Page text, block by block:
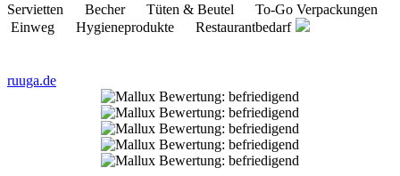
Servietten Becher Tüten & Beutel To-Go Verpackungen
Einweg Hygieneprodukte Restaurantbedarf
ruuga.de